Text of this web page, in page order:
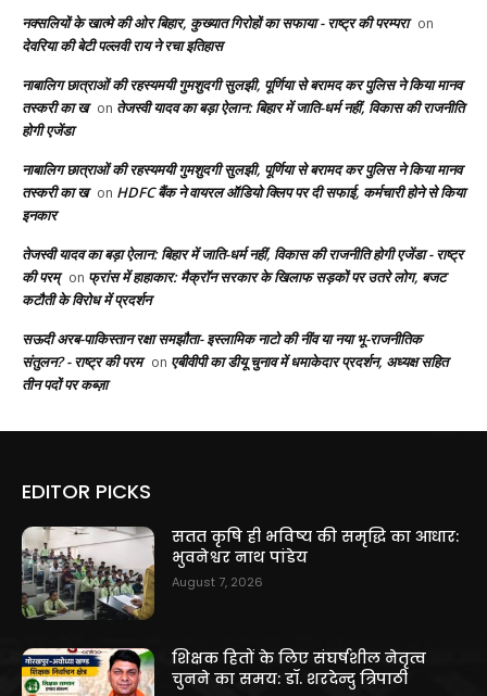
नक्सलियों के खात्मे की ओर बिहार, कुख्यात गिरोहों का सफाया - राष्ट्र की परम्परा on
देवरिया की बेटी पल्लवी राय ने रचा इतिहास
नाबालिग छात्राओं की रहस्यमयी गुमशुदगी सुलझी, पूर्णिया से बरामद कर पुलिस ने किया मानव
तस्करी का ख on तेजस्वी यादव का बड़ा ऐलान: बिहार में जाति-धर्म नहीं, विकास की राजनीति
होगी एजेंडा
नाबालिग छात्राओं की रहस्यमयी गुमशुदगी सुलझी, पूर्णिया से बरामद कर पुलिस ने किया मानव
तस्करी का ख on HDFC बैंक ने वायरल ऑडियो क्लिप पर दी सफाई, कर्मचारी होने से किया
इनकार
तेजस्वी यादव का बड़ा ऐलान: बिहार में जाति-धर्म नहीं, विकास की राजनीति होगी एजेंडा - राष्ट्र
की परम् on फ्रांस में हाहाकार: मैक्रॉन सरकार के खिलाफ सड़कों पर उतरे लोग, बजट
कटौती के विरोध में प्रदर्शन
सऊदी अरब-पाकिस्तान रक्षा समझौता- इस्लामिक नाटो की नींव या नया भू-राजनीतिक
संतुलन? - राष्ट्र की परम on एबीवीपी का डीयू चुनाव में धमाकेदार प्रदर्शन, अध्यक्ष सहित
तीन पदों पर कब्ज़ा
EDITOR PICKS
सतत कृषि ही भविष्य की समृद्धि का आधार:
भुवनेश्वर नाथ पांडेय
August 7, 2026
शिक्षक हितों के लिए संघर्षशील नेतृत्व
चुनने का समय: डॉ. शरदेन्दु त्रिपाठी